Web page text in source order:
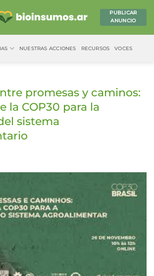
PUBLICAR
ANUNCIO
NUESTRAS ACCIONES RECURSOS VOCES
promesas y caminos:
la COP30 para la
sistema